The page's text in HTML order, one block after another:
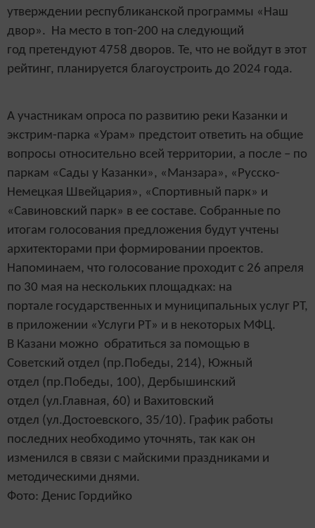
утверждении республиканской программы «Наш
двор». На место в топ-200 на следующий
год претендуют 4758 дворов. Те, что не войдут в этот
рейтинг, планируется благоустроить до 2024 года.
А участникам опроса по развитию реки Казанки и
экстрим-парка «Урам» предстоит ответить на общие
вопросы относительно всей территории, а после – по
паркам «Сады у Казанки», «Манзара», «Русско-
Немецкая Швейцария», «Спортивный парк» и
«Савиновский парк» в ее составе. Собранные по
итогам голосования предложения будут учтены
архитекторами при формировании проектов.
Напоминаем, что голосование проходит с 26 апреля
по 30 мая на нескольких площадках: на
портале государственных и муниципальных услуг РТ,
в приложении «Услуги РТ» и в некоторых МФЦ.
В Казани можно обратиться за помощью в
Советский отдел (пр.Победы, 214), Южный
отдел (пр.Победы, 100), Дербышинский
отдел (ул.Главная, 60) и Вахитовский
отдел (ул.Достоевского, 35/10). График работы
последних необходимо уточнять, так как он
изменился в связи с майскими праздниками и
методическими днями.
Фото: Денис Гордийко